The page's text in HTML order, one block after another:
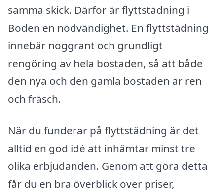
samma skick. Därför är flyttstädning i
Boden en nödvändighet. En flyttstädning
innebär noggrant och grundligt
rengöring av hela bostaden, så att både
den nya och den gamla bostaden är ren
och fräsch.
När du funderar på flyttstädning är det
alltid en god idé att inhämtar minst tre
olika erbjudanden. Genom att göra detta
får du en bra överblick över priser,